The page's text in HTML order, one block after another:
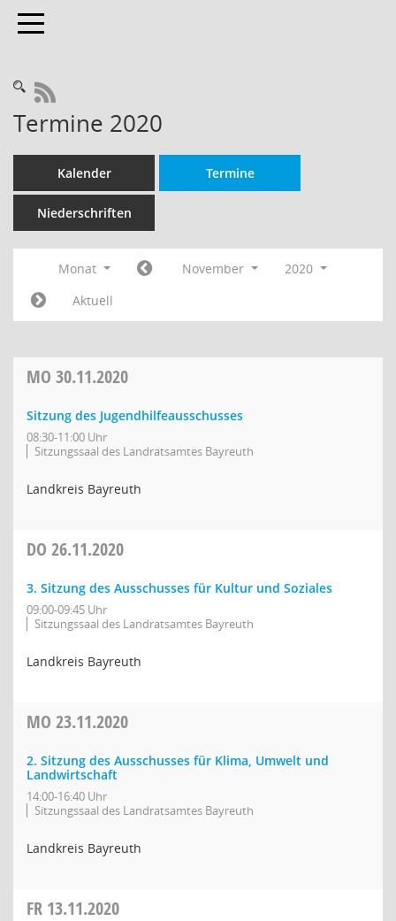
Toggle navigation
RSS-Feed
Termine 2020
Kalender Termine
Niederschriften
Monat November
2020
Aktuell
MO 30.11.2020
Sitzung des Jugendhilfeausschusses
08:30-11:00 Uhr
Sitzungssaal des Landratsamtes Bayreuth
Landkreis Bayreuth
DO 26.11.2020
3. Sitzung des Ausschusses für Kultur und Soziales
09:00-09:45 Uhr
Sitzungssaal des Landratsamtes Bayreuth
Landkreis Bayreuth
MO 23.11.2020
2. Sitzung des Ausschusses für Klima, Umwelt und
Landwirtschaft
14:00-16:40 Uhr
Sitzungssaal des Landratsamtes Bayreuth
Landkreis Bayreuth
FR 13.11.2020